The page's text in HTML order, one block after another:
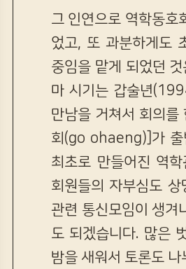
그 인연으로 역학동호
었고, 또 과분하게도
중임을 맡게 되었던
마 시기는 갑술년
만남을 거쳐서 회의
회(go ohaeng)]가 출
최초로 만들어진 역
회원들의 자부심도
관련 통신모임이 생겨
도 되겠습니다. 많은
밤을 새워서 토론도 나